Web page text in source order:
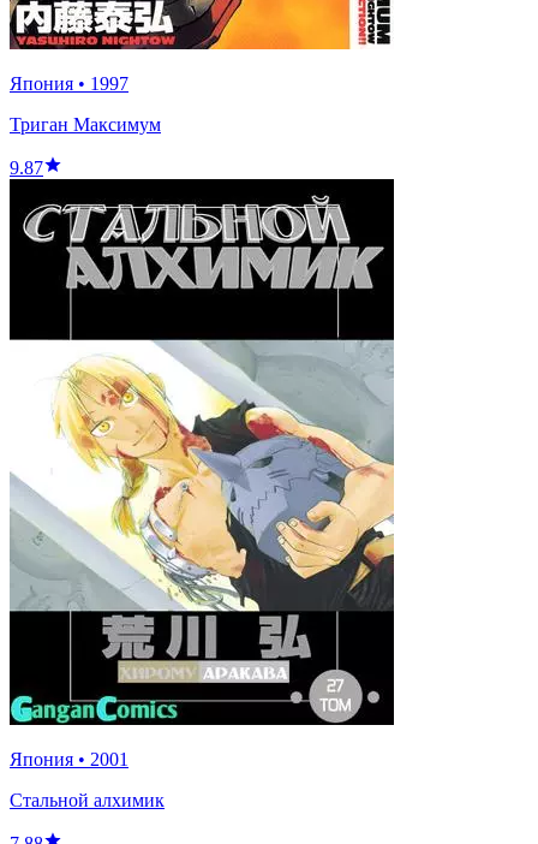
Япония • 1997
Триган Максимум
9.87
Япония • 2001
Стальной алхимик